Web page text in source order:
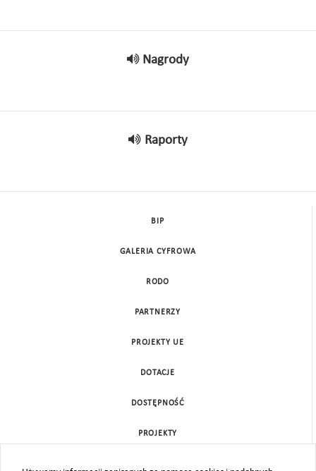
Nagrody
Raporty
BIP
GALERIA CYFROWA
RODO
PARTNERZY
PROJEKTY UE
DOTACJE
DOSTĘPNOŚĆ
PROJEKTY